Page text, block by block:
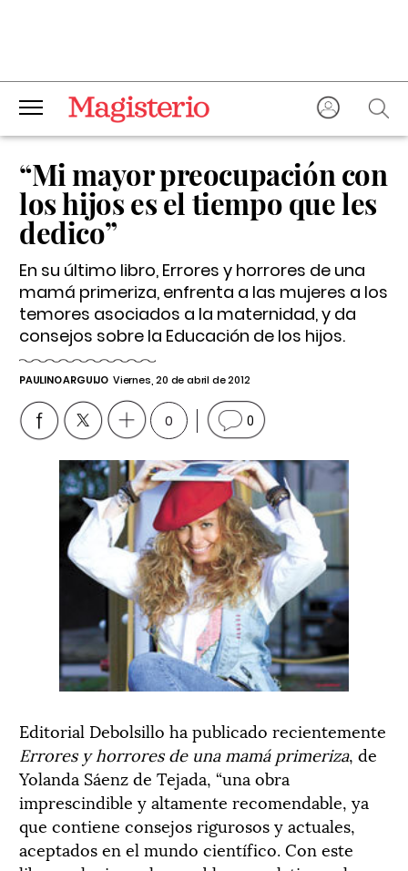
“Mi mayor preocupación con
los hijos es el tiempo que les
dedico”
En su último libro, Errores y horrores de una
mamá primeriza, enfrenta a las mujeres a los
temores asociados a la maternidad, y da
consejos sobre la Educación de los hijos.
PAULINO ARGUIJO Viernes, 20 de abril de 2012
0 0
Editorial Debolsillo ha publicado recientemente
Errores y horrores de una mamá primeriza, de
Yolanda Sáenz de Tejada, “una obra
imprescindible y altamente recomendable, ya
que contiene consejos rigurosos y actuales,
aceptados en el mundo científico. Con este